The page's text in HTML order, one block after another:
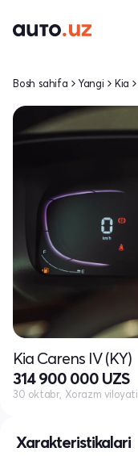
Xarakteristikalari
Bosh sahifa Yangi Kia
Kia Carens IV (KY)
314 900 000 UZS
30 oktabr, Xorazm viloyati